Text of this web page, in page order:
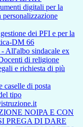
digitali per la
personalizzazione
dei PFI e per la
DM 66
All'albo sindacale ex
di religione
e richiesta di più
di posta
tipo
NOIPA E CON
PREGA DI DARE